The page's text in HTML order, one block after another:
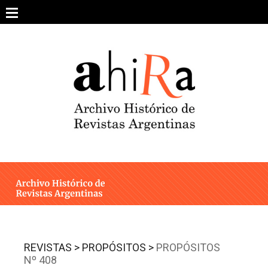
content
ARCHIVO DE REVISTAS
ESTUDIOS CRÍTICOS
INTEGRANTES
CONTACTO
REVISTAS > PROPÓSITOS > PROPÓSITOS
Nº 408